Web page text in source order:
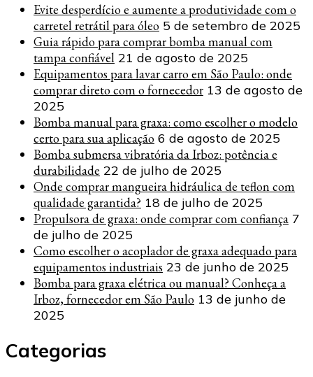
Evite desperdício e aumente a produtividade com o
carretel retrátil para óleo 5 de setembro de 2025
Guia rápido para comprar bomba manual com
tampa confiável 21 de agosto de 2025
Equipamentos para lavar carro em São Paulo: onde
comprar direto com o fornecedor 13 de agosto de
2025
Bomba manual para graxa: como escolher o modelo
certo para sua aplicação 6 de agosto de 2025
Bomba submersa vibratória da Irboz: potência e
durabilidade 22 de julho de 2025
Onde comprar mangueira hidráulica de teflon com
qualidade garantida? 18 de julho de 2025
Propulsora de graxa: onde comprar com confiança 7
de julho de 2025
Como escolher o acoplador de graxa adequado para
equipamentos industriais 23 de junho de 2025
Bomba para graxa elétrica ou manual? Conheça a
Irboz, fornecedor em São Paulo 13 de junho de
2025
Categorias